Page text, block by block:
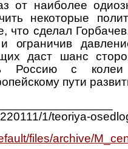
от наиболее
некоторые
что сделал
ограничив
даст шанс
Россию с
пути
1/teoriya-
files/archive/